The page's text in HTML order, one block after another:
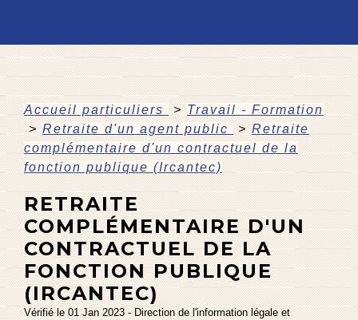
Accueil particuliers > Travail - Formation
> Retraite d'un agent public > Retraite
complémentaire d'un contractuel de la
fonction publique (Ircantec)
RETRAITE
COMPLÉMENTAIRE D'UN
CONTRACTUEL DE LA
FONCTION PUBLIQUE
(IRCANTEC)
Vérifié le 01 Jan 2023 - Direction de l'information légale et